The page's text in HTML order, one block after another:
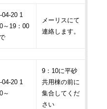
04-20 1
～19：00
メーリスにて
連絡します。
04-20 1
～
9：10に平砂
共用棟の前に
集合してくだ
さい